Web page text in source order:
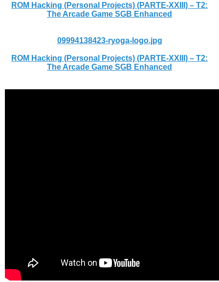
ROM Hacking (Personal Projects) (PARTE-XXIII) – T2:
The Arcade Game SGB Enhanced
09994138423-ryoga-logo.jpg
ROM Hacking (Personal Projects) (PARTE-XXIII) – T2:
The Arcade Game SGB Enhanced